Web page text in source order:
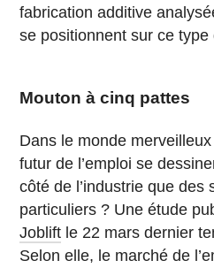
fabrication additive
se positionnent sur ce type
Mouton à cinq pattes
Dans le monde
futur de l’emploi se
côté de l’industrie que des
particuliers ? Une étude
Joblift le 22 mars dernier
Selon elle, le marché de